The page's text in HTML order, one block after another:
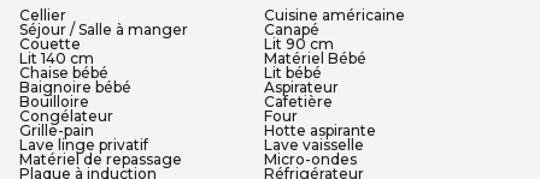
Cellier
Cuisine américaine
Séjour / Salle à manger
Canapé
Couette
Lit 90 cm
Lit 140 cm
Matériel Bébé
Chaise bébé
Lit bébé
Baignoire bébé
Aspirateur
Bouilloire
Cafetière
Congélateur
Four
Grille-pain
Hotte aspirante
Lave linge privatif
Lave vaisselle
Matériel de repassage
Micro-ondes
Plaque à induction
Réfrigérateur